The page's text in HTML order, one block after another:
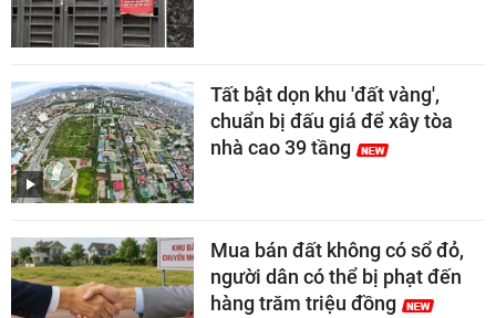
Tất bật dọn khu 'đất vàng',
chuẩn bị đấu giá để xây tòa
nhà cao 39 tầng
Mua bán đất không có sổ đỏ,
người dân có thể bị phạt đến
hàng trăm triệu đồng